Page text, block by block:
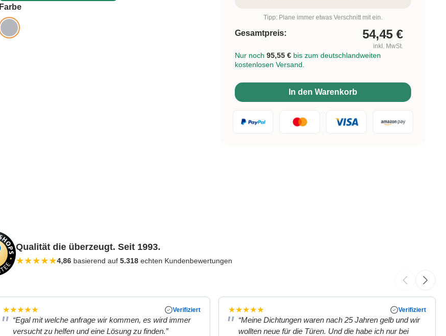
Farbeauswählen
Tipp: Plane immer etwas Verschnitt mit ein.
Gesamtpreis: 54,45 €
inkl. MwSt.
Nur noch 95,55 € bis zum deutschlandweiten
kostenlosen Versand.
In den Warenkorb
Qualität die überzeugt. Seit 1993.
★★★★★4,86 basierend auf 5.318 echten Kundenbewertungen
★★★★★ Verifiziert
“Egal mit welche anfrage wir kommen, es wird immer
versucht zu helfen und eine Lösung zu finden.”
★★★★★ Verifiziert
“Meine Dichtungen waren nach 25 Jahren gelb und wir
wollten neue für die Türen. Und die habe ich nur bei